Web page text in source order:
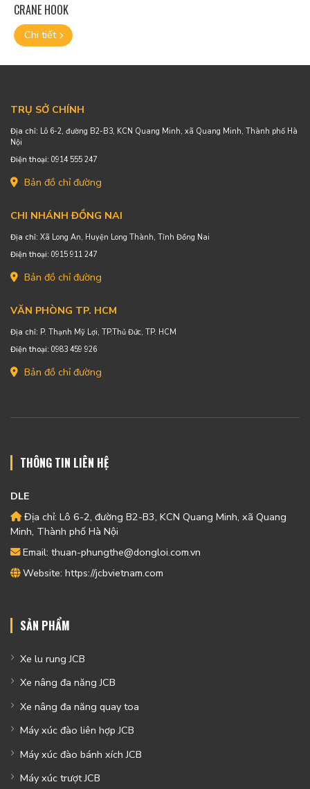
CRANE HOOK
Chi tiết
TRỤ SỞ CHÍNH
Địa chỉ: Lô 6-2, đường B2-B3, KCN Quang Minh, xã Quang Minh, Thành phố Hà
Nội
Điện thoại: 0914 555 247
Bản đồ chỉ đường
CHI NHÁNH ĐỒNG NAI
Địa chỉ: Xã Long An, Huyện Long Thành, Tỉnh Đồng Nai
Điện thoại: 0915 911 247
Bản đồ chỉ đường
VĂN PHÒNG TP. HCM
Địa chỉ: P. Thạnh Mỹ Lợi, TP.Thủ Đức, TP. HCM
Điện thoại: 0983 459 926
Bản đồ chỉ đường
THÔNG TIN LIÊN HỆ
DLE
Địa chỉ: Lô 6-2, đường B2-B3, KCN Quang Minh, xã Quang
Minh, Thành phố Hà Nội
Email: thuan-phungthe@dongloi.com.vn
Website: https://jcbvietnam.com
SẢN PHẨM
Xe lu rung JCB
Xe nâng đa năng JCB
Xe nâng đa năng quay toa
Máy xúc đào liên hợp JCB
Máy xúc đào bánh xích JCB
Máy xúc trượt JCB